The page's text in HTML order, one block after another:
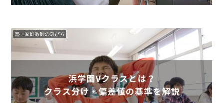
塾・家庭教師の選び方